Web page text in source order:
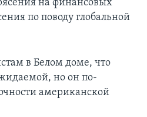
на финансовых
по поводу глобальной
в Белом доме, что
но он по-
американской